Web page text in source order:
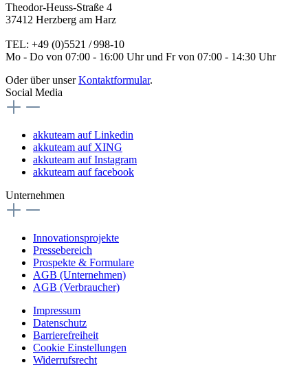
Theodor-Heuss-Straße 4
37412 Herzberg am Harz
TEL: +49 (0)5521 / 998-10
Mo - Do von 07:00 - 16:00 Uhr und Fr von 07:00 - 14:30 Uhr
Oder über unserKontaktformular.
Social Media
akkuteam auf Linkedin
akkuteam auf XING
akkuteam auf Instagram
akkuteam auf facebook
Unternehmen
Innovationsprojekte
Pressebereich
Prospekte & Formulare
AGB (Unternehmen)
AGB (Verbraucher)
Impressum
Datenschutz
Barrierefreiheit
Cookie Einstellungen
Widerrufsrecht